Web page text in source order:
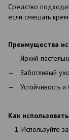
Средство
если смешать
Преимущества
Яркий
Заботливый
Устойчивость
Как
Используйте